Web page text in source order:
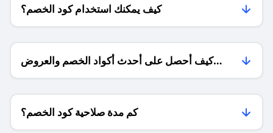
كيف يمكنك استخدام كود الخصم؟
كيف أحصل على أحدث أكواد الخصم والعروض
للمتاجر؟
كم مدة صلاحية كود الخصم؟